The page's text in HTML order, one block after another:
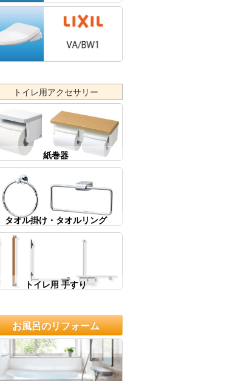
トイレ用アクセサリー
紙巻器
タオル掛け・タオルリング
トイレ用 手すり
お風呂のリフォーム